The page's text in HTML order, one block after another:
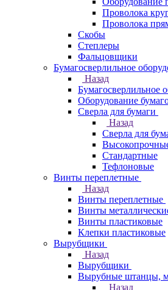
Проволока
Проволока
Скобы
Степлеры
Фальцовщики
Бумагосверлильное
Назад
Бумагосверлильное
Оборудование
Сверла для бумаги
Назад
Сверла для
Стандартные
Тефлоновые
Винты переплетные
Назад
Винты переплетные
Винты
Винты пластиковые
Клепки пластиковые
Вырубщики
Назад
Вырубщики
Вырубные штанцы,
Назад